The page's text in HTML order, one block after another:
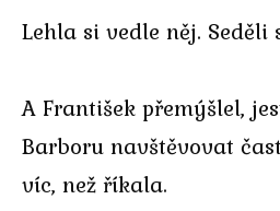
Lehla si vedle něj. Seděli
A František přemýšlel,
Barboru navštěvovat
víc, než říkala.